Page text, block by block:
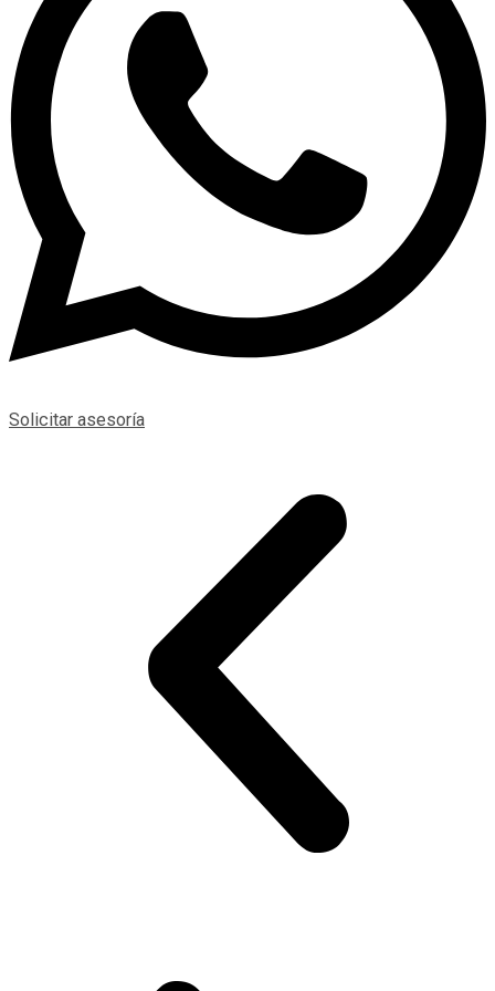
Solicitar asesoría